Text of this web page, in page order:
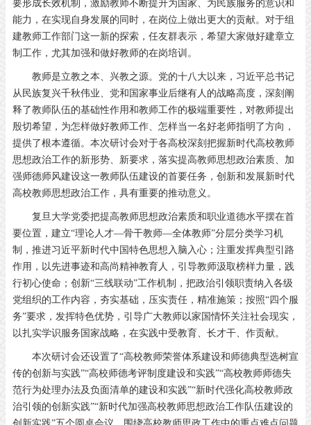
要形成长效机制，激励教师不断提升为国家、为民族服务的意识和
能力，在实现自身发展的同时，在岗位上做出更大的贡献。对于组
建教师工作部门这一新的探索，任友群表示，希望大家做好建章立
制工作，尤其加强和做好教师的在岗培训。
教师是立教之本、兴教之源。党的十八大以来，习近平总书记
从民族复兴千秋伟业、党和国家事业后继有人的战略高度，深刻阐
释了教师队伍的基础性作用和教师工作的极端重要性，对教师提出
殷切希望，为怎样做好教师工作、怎样当一名好老师指明了方向，
提供了根本遵循。本次研讨会对于各高校深刻把握新时代高校教师
思想政治工作的新形势、新要求，落实提高教师思想政治素质、加
强师德师风建设这一教师队伍建设的首要任务，创新和发展新时代
高校教师思想政治工作，具有重要的推动意义。
复旦大学党委把提高教师思想政治素质和职业道德水平摆在首
要位置，建立“理论人才—骨干教师—全体教师”分层分类学习机
制，推进习近平新时代中国特色思想入脑入心；注重发挥典型引路
作用，以先进事迹和高尚精神教育人，引导教师汲取榜样力量，践
行初心使命；创新“三线联动”工作机制，把政治引领职责纳入各级
党组织的工作内容，夯实基础，压实责任，精准施策；按照“四个服
务”要求，发挥特色优势，引导广大教师以家国情怀关注社会现实，
以扎实学识服务国家战略，在实践中受教育、长才干、作贡献。
本次研讨会还设置了“高校教师荣誉体系建设和师德典型选树宣
传的创新与实践”“高校师德考评制度建设和实践”“高校教师师德失
范行为处理办法及负面清单的建设和实践”“新时代强化高校教师政
治引领的创新实践”“新时代加强高校教师思想政治工作队伍建设的